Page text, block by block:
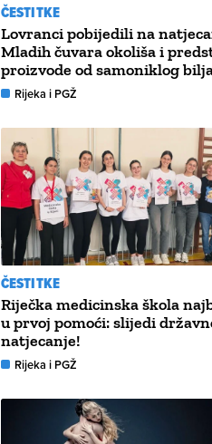
ČESTITKE
Lovranci pobijedili na
Mladih čuvara okoliša i
proizvode od samoniklog
Rijeka i PGŽ
ČESTITKE
Riječka medicinska škola
u prvoj pomoći: slijedi
natjecanje!
Rijeka i PGŽ